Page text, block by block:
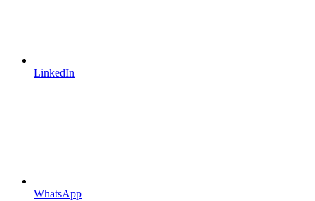
LinkedIn
WhatsApp